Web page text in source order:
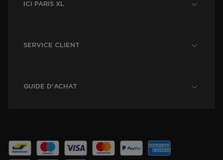
ICI PARIS XL
SERVICE CLIENT
GUIDE D'ACHAT